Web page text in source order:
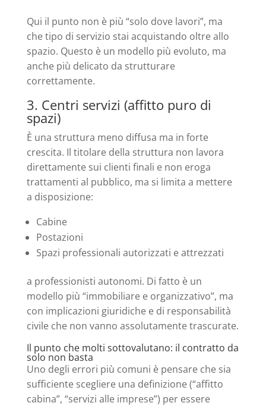
Qui il punto non è più “solo dove lavori”, ma
che tipo di servizio stai acquistando oltre allo
spazio. Questo è un modello più evoluto, ma
anche più delicato da strutturare
correttamente.
3. Centri servizi (affitto puro di
spazi)
È una struttura meno diffusa ma in forte
crescita. Il titolare della struttura non lavora
direttamente sui clienti finali e non eroga
trattamenti al pubblico, ma si limita a mettere
a disposizione:
Cabine
Postazioni
Spazi professionali autorizzati e attrezzati
a professionisti autonomi. Di fatto è un
modello più “immobiliare e organizzativo”, ma
con implicazioni giuridiche e di responsabilità
civile che non vanno assolutamente trascurate.
Il punto che molti sottovalutano: il contratto da
solo non basta
Uno degli errori più comuni è pensare che sia
sufficiente scegliere una definizione (“affitto
cabina”, “servizi alle imprese”) per essere